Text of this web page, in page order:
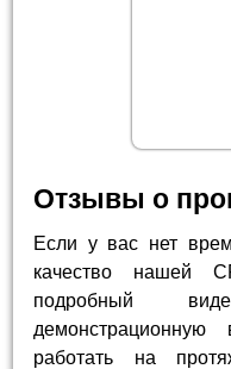
Отзывы о
Если у вас нет
качество нашей
подробный
работать на